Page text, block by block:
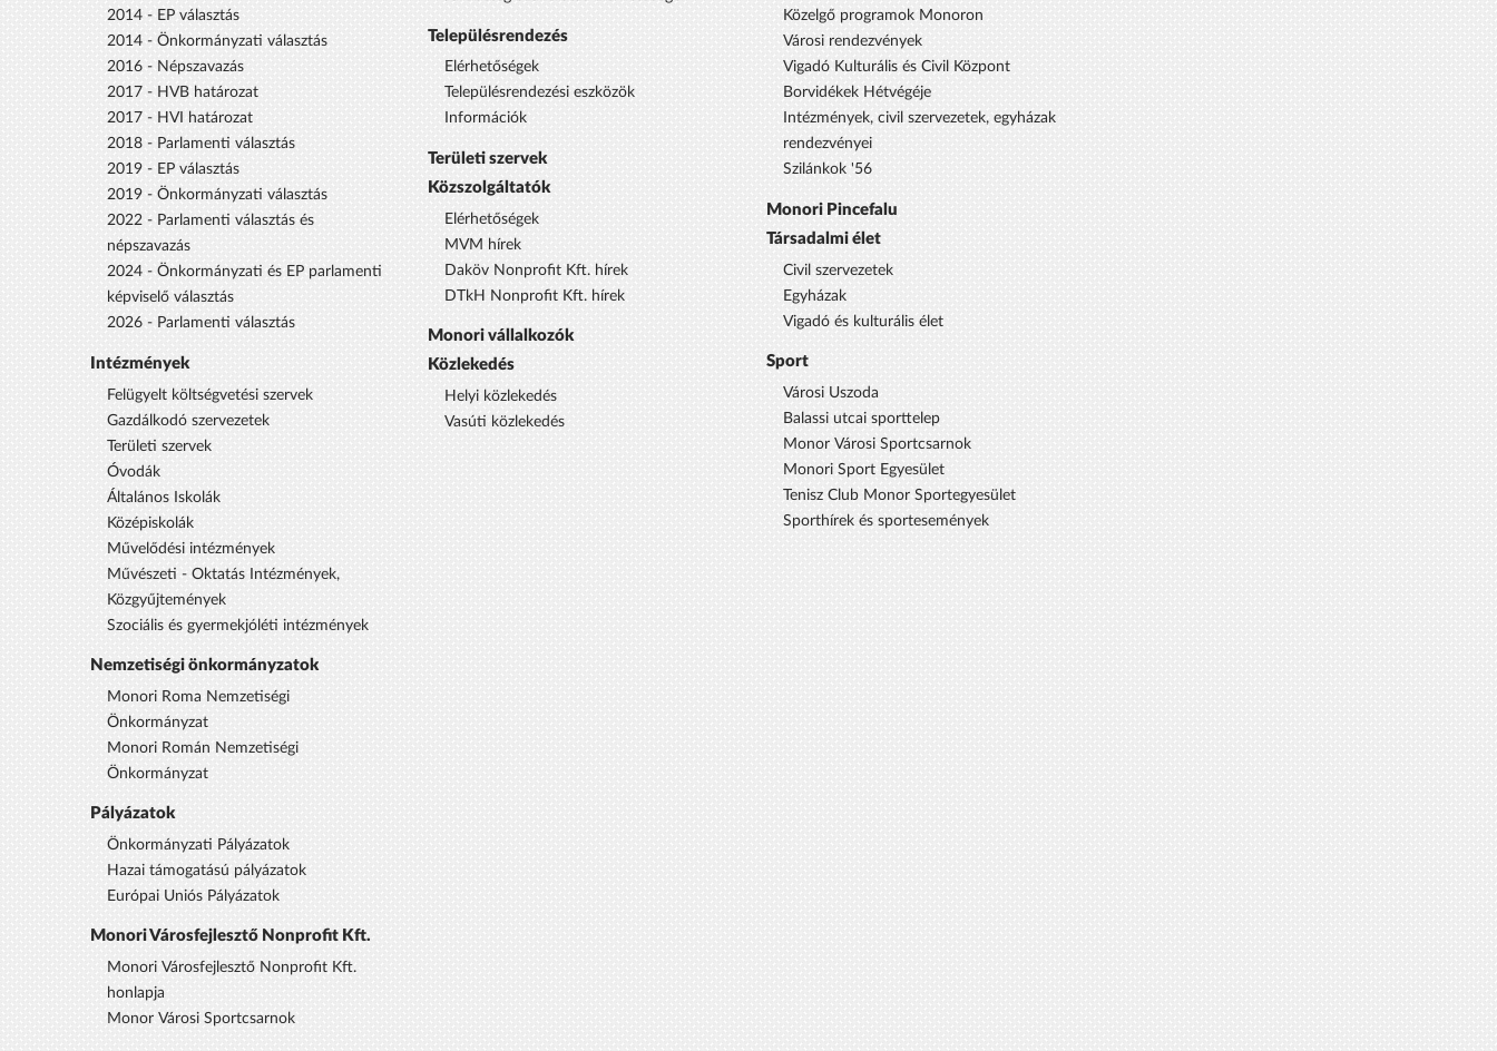
2014 - EP választás
2014 - Önkormányzati választás
2016 - Népszavazás
2017 - HVB határozat
2017 - HVI határozat
2018 - Parlamenti választás
2019 - EP választás
2019 - Önkormányzati választás
2022 - Parlamenti választás és
népszavazás
2024 - Önkormányzati és EP parlamenti
képviselő választás
2026 - Parlamenti választás
Intézmények
Felügyelt költségvetési szervek
Gazdálkodó szervezetek
Területi szervek
Óvodák
Általános Iskolák
Középiskolák
Művelődési intézmények
Művészeti - Oktatás Intézmények,
Közgyűjtemények
Szociális és gyermekjóléti intézmények
Nemzetiségi önkormányzatok
Monori Roma Nemzetiségi
Önkormányzat
Monori Román Nemzetiségi
Önkormányzat
Pályázatok
Önkormányzati Pályázatok
Hazai támogatású pályázatok
Európai Uniós Pályázatok
Monori Városfejlesztő Nonprofit Kft.
Monori Városfejlesztő Nonprofit Kft.
honlapja
Monor Városi Sportcsarnok
Településrendezés
Elérhetőségek
Településrendezési eszközök
Információk
Területi szervek
Közszolgáltatók
Elérhetőségek
MVM hírek
Daköv Nonprofit Kft. hírek
DTkH Nonprofit Kft. hírek
Monori vállalkozók
Közlekedés
Helyi közlekedés
Vasúti közlekedés
Közelgő programok Monoron
Városi rendezvények
Vigadó Kulturális és Civil Központ
Borvidékek Hétvégéje
Intézmények, civil szervezetek, egyházak
rendezvényei
Szilánkok '56
Monori Pincefalu
Társadalmi élet
Civil szervezetek
Egyházak
Vigadó és kulturális élet
Sport
Városi Uszoda
Balassi utcai sporttelep
Monor Városi Sportcsarnok
Monori Sport Egyesület
Tenisz Club Monor Sportegyesület
Sporthírek és sportesemények